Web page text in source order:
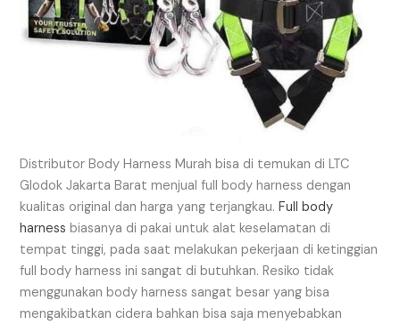
Distributor Body Harness Murah bisa di temukan di LTC
Glodok Jakarta Barat menjual full body harness dengan
kualitas original dan harga yang terjangkau.Full body
harness biasanya di pakai untuk alat keselamatan di
tempat tinggi, pada saat melakukan pekerjaan di ketinggian
full body harness ini sangat di butuhkan. Resiko tidak
menggunakan body harness sangat besar yang bisa
mengakibatkan cidera bahkan bisa saja menyebabkan